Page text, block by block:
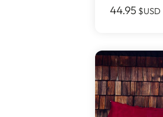
44.95 $USD